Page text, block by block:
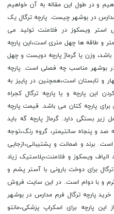
و در طول این مقاله به آن خواهیم
در بوشهر چیست. پارچه ترگال یک
استر ویسکوز در فلامنت تولید می
و طاقه ها چهل متری است،این پارچه
وزن یا گرماژ پارچه دویست و چهل
بوشهر مناسب چه فصلی است. پارچه
و تابستان است،همچنین در پاییز به
این پارچه و یا پارچه ترگال کجراه
پارچه کتان می باشد. قیمت پارچه
بستگی دارد. گرماژ پارچه گه باید
و پنجاه سانتیمتر، گروه رنگ،توجه
برند و ضمانت و پشتیبانی،ازجایی
ویسکوز و فلامنت،پلاستیک زیاد
برای دوخت بارونی با آستر پشم و
و با دوام است. در این سایت فروش
پارچه ترگال فرم مدارس در بوشهر
پارچه برای اسکراپ پزشکی،مانتو